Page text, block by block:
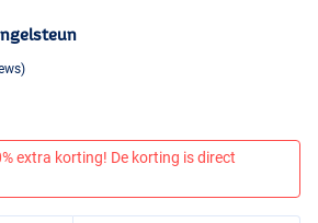
extra korting! De korting is direct